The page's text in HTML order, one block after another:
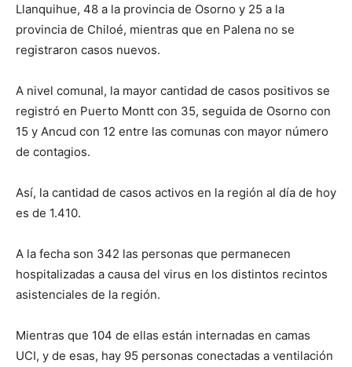
Llanquihue, 48 a la provincia de Osorno y 25 a la
provincia de Chiloé, mientras que en Palena no se
registraron casos nuevos.
A nivel comunal, la mayor cantidad de casos positivos se
registró en Puerto Montt con 35, seguida de Osorno con
15 y Ancud con 12 entre las comunas con mayor número
de contagios.
Así, la cantidad de casos activos en la región al día de hoy
es de 1.410.
A la fecha son 342 las personas que permanecen
hospitalizadas a causa del virus en los distintos recintos
asistenciales de la región.
Mientras que 104 de ellas están internadas en camas
UCI, y de esas, hay 95 personas conectadas a ventilación